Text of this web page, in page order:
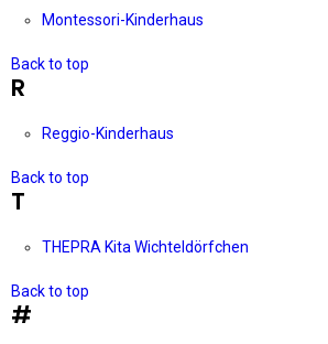
Montessori-Kinderhaus
Back to top
R
Reggio-Kinderhaus
Back to top
T
THEPRA Kita Wichteldörfchen
Back to top
#